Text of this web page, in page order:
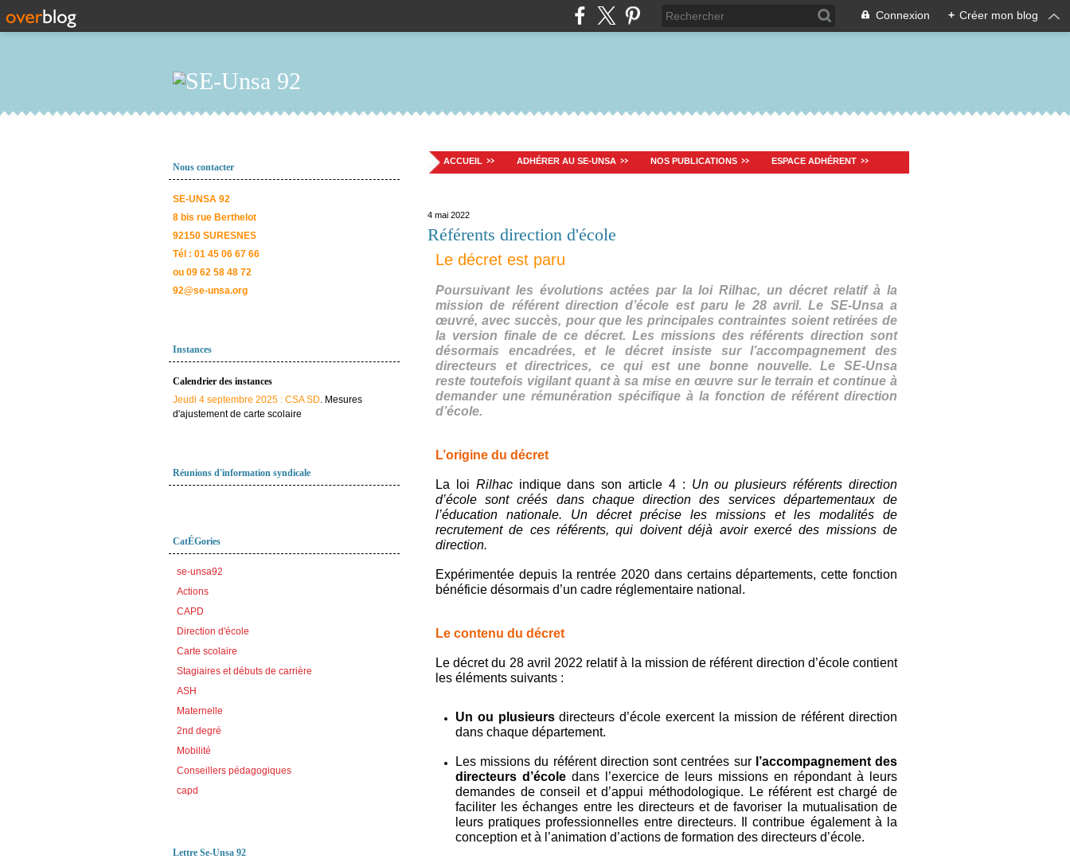
Connexion + Créer mon blog
Nous contacter
SE-UNSA 92
8 bis rue Berthelot
92150 SURESNES
Tél : 01 45 06 67 66
ou 09 62 58 48 72
92@se-unsa.org
Instances
Calendrier des instances
Jeudi 4 septembre 2025 : CSA SD. Mesures
d'ajustement de carte scolaire
Réunions d'information syndicale
CatÉGories
se-unsa92
Actions
CAPD
Direction d'école
Carte scolaire
Stagiaires et débuts de carrière
ASH
Maternelle
2nd degré
Mobilité
Conseillers pédagogiques
capd
Lettre Se-Unsa 92
ACCUEIL ADHÉRER AU SE-UNSA NOS PUBLICATIONS ESPACE ADHÉRENT
4 mai 2022
Référents direction d'école
Le décret est paru
Poursuivant les évolutions actées par la loi Rilhac, un décret relatif à la
mission de référent direction d’école est paru le 28 avril. Le SE-Unsa a
œuvré, avec succès, pour que les principales contraintes soient retirées de
la version finale de ce décret. Les missions des référents direction sont
désormais encadrées, et le décret insiste sur l’accompagnement des
directeurs et directrices, ce qui est une bonne nouvelle. Le SE-Unsa
reste toutefois vigilant quant à sa mise en œuvre sur le terrain et continue à
demander une rémunération spécifique à la fonction de référent direction
d’école.
L’origine du décret
La loi Rilhacindique dans son article 4 : Un ou plusieurs référents direction
d’école sont créés dans chaque direction des services départementaux de
l’éducation nationale. Un décret précise les missions et les modalités de
recrutement de ces référents, qui doivent déjà avoir exercé des missions de
direction.
Expérimentée depuis la rentrée 2020 dans certains départements, cette fonction
bénéficie désormais d’un cadre réglementaire national.
Le contenu du décret
Le décret du 28 avril 2022 relatif à la mission de référent direction d’école contient
les éléments suivants :
Un ou plusieursdirecteurs d’école exercent la mission de référent direction
dans chaque département.
Les missions du référent direction sont centrées sur l’accompagnement des
directeurs d’école dans l’exercice de leurs missions en répondant à leurs
demandes de conseil et d’appui méthodologique. Le référent est chargé de
faciliter les échanges entre les directeurs et de favoriser la mutualisation de
leurs pratiques professionnelles entre directeurs. Il contribue également à la
conception et à l’animation d’actions de formation des directeurs d’école.